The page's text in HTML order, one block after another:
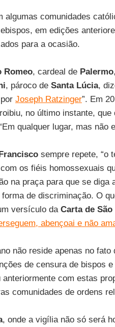
algumas comunidades
em edições
para a ocasião.
Romeo, cardeal de Palermo
, pároco de Santa Lúcia,
Joseph Ratzinger”. Em
no último instante,
qualquer lugar, mas não
sempre repete, “o
os fiéis homossexuais
na praça para que se diga
de discriminação. O
versículo da Carta de
abençoai e não
não reside apenas no
de censura de bispos
anteriormente com estas
comunidades de ordens
, onde a vigília não só será